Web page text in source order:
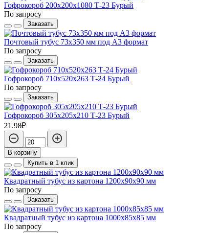
Гофрокороб 200х200х1080 Т-23 Бурый
По запросу
Заказать
Почтовый тубус 73x350 мм под А3 формат
По запросу
Заказать
Гофрокороб 710х520х263 Т-24 Бурый
По запросу
Заказать
Гофрокороб 305х205х210 Т-23 Бурый
21.98₽
В корзину
Купить в 1 клик
Квадратный тубус из картона 1200x90x90 мм
По запросу
Заказать
Квадратный тубус из картона 1000x85x85 мм
По запросу